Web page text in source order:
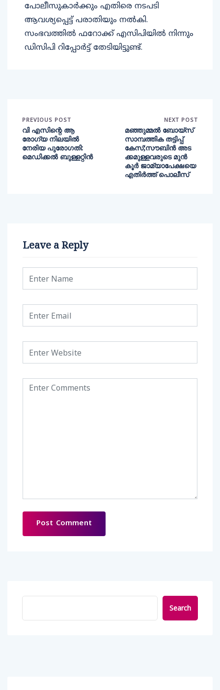
പോലീസുകാർക്കും എതിരെ നടപടി
ആവശ്യപ്പെട്ട് പരാതിയും നൽകി.
സംഭവത്തിൽ ഫറോക്ക് എസിപിയിൽ നിന്നും
ഡിസിപി റിപ്പോർട്ട്‌ തേടിയിട്ടുണ്ട്.
PREVIOUS POST
വി എസിന്റെ ആ
രോഗ്യ നിലയില്‍
നേരിയ പുരോഗതി:
മെഡിക്കല്‍ ബുള്ളറ്റിന്‍
NEXT POST
മഞ്ഞുമ്മൽ ബോയ്സ്
സാമ്പത്തിക തട്ടിപ്പ്
കേസ്;സൗബിൻ അട
ക്കമുള്ളവരുടെ മുൻ
കൂർ ജാമ്യാപേക്ഷയെ
എതിർത്ത് പൊലീസ്
Leave a Reply
Search